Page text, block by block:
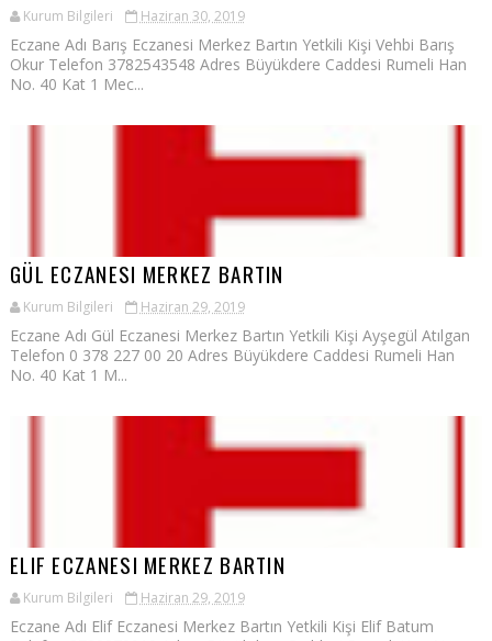
Kurum Bilgileri Haziran 30, 2019
Eczane Adı Barış Eczanesi Merkez Bartın Yetkili Kişi Vehbi Barış
Okur Telefon 3782543548 Adres Büyükdere Caddesi Rumeli Han
No. 40 Kat 1 Mec...
GÜL ECZANESI MERKEZ BARTIN
Kurum Bilgileri Haziran 29, 2019
Eczane Adı Gül Eczanesi Merkez Bartın Yetkili Kişi Ayşegül Atılgan
Telefon 0 378 227 00 20 Adres Büyükdere Caddesi Rumeli Han
No. 40 Kat 1 M...
ELIF ECZANESI MERKEZ BARTIN
Kurum Bilgileri Haziran 29, 2019
Eczane Adı Elif Eczanesi Merkez Bartın Yetkili Kişi Elif Batum